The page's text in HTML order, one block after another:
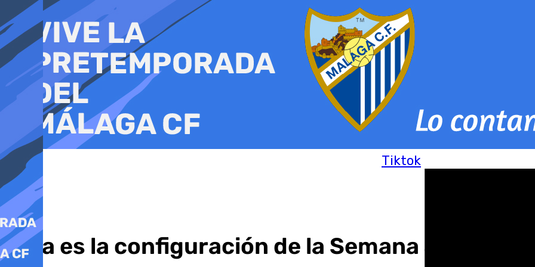
al
contenido
Tiktok
Esta es la configuración de la Semana Santa